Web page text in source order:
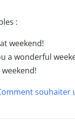
:
weekend!
a wonderful
souhaiter